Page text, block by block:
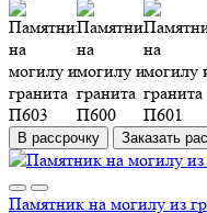
В рассрочку Заказать
Памятник на могилу из